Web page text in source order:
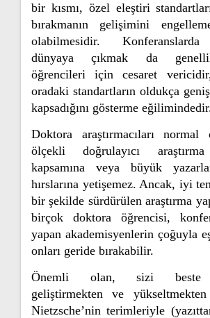
bir kısmı, özel eleştiri
bırakmanın gelişimini
olabilmesidir.
dünyaya çıkmak da
öğrencileri için cesaret
oradaki standartların oldukça
kapsadığını gösterme
Doktora araştırmacıları
ölçekli doğrulayıcı
kapsamına veya büyük
hırslarına yetişemez. Ancak, iyi
bir şekilde sürdürülen araştırma
birçok doktora öğrencisi,
yapan akademisyenlerin çoğuyla
onları geride bırakabilir.
Önemli olan, sizi beste
geliştirmekten ve yükseltmekten
Nietzsche’nin terimleriyle